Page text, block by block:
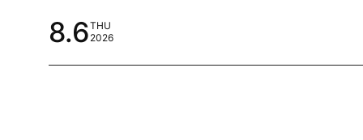
8.6THU
2026